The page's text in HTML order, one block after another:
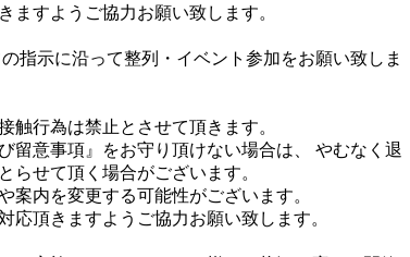
ますようご協力お願い致します。
指示に沿って整列・イベント参加をお願い致しま
触行為は禁止とさせて頂きます。
留意事項』をお守り頂けない場合は、 やむなく退
らせて頂く場合がございます。
案内を変更する可能性がございます。
応頂きますようご協力お願い致します。